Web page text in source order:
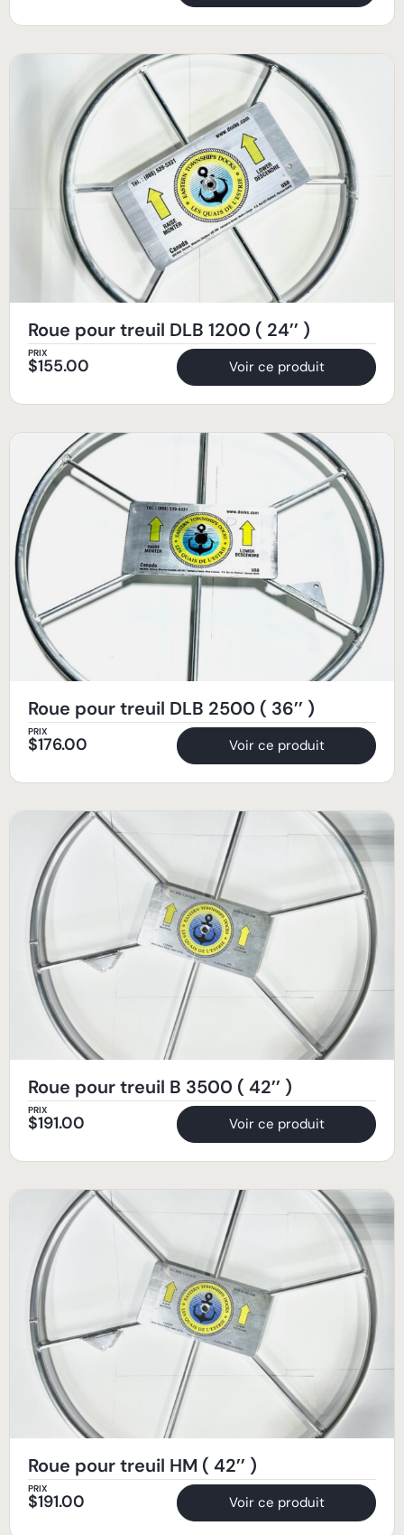
Roue pour treuil DLB 1200 ( 24’’ )
PRIX
$155.00 Voir ce produit
Roue pour treuil DLB 2500 ( 36’’ )
PRIX
$176.00 Voir ce produit
Roue pour treuil B 3500 ( 42’’ )
PRIX
$191.00 Voir ce produit
Roue pour treuil HM ( 42’’ )
PRIX
$191.00 Voir ce produit